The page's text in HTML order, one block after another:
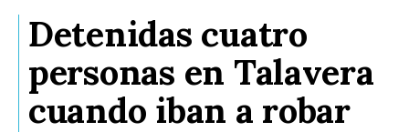
Detenidas cuatro
personas en Talavera
cuando iban a robar